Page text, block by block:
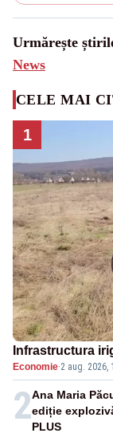
Urmărește
News
CELE MAI
1
Infrastructura
Economie·2 aug. 2026,
2Ana Maria
ediție
PLUS